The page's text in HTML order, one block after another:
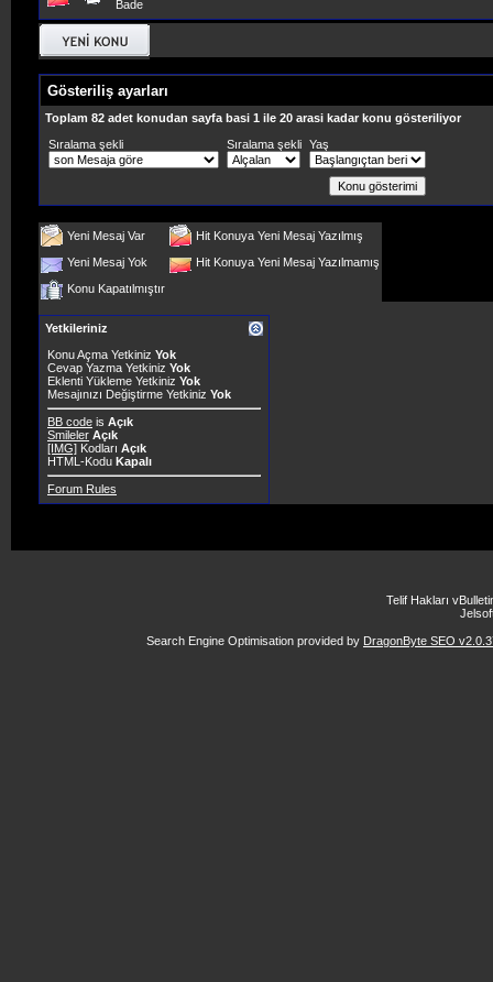
Bade
Gösteriliş ayarları
Toplam 82 adet konudan sayfa basi 1 ile 20 arasi kadar konu gösteriliyor
Sıralama şekli
Sıralama şekli Yaş
Yeni Mesaj Var
Hit Konuya Yeni Mesaj Yazılmış
Yeni Mesaj Yok
Hit Konuya Yeni Mesaj Yazılmamış
Konu Kapatılmıştır
Yetkileriniz
Konu Açma Yetkiniz Yok
Cevap Yazma Yetkiniz Yok
Eklenti Yükleme Yetkiniz Yok
Mesajınızı Değiştirme Yetkiniz Yok
BB code is Açık
Smileler Açık
[IMG] Kodları Açık
HTML-Kodu Kapalı
Forum Rules
Telif Hakları
Search Engine Optimisation provided by DragonByte SEO